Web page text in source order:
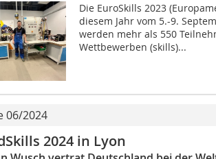
Die EuroSkills 2023
diesem Jahr vom 5.-9.
werden mehr als 550
Wettbewerben (skills)...
06/2024
2024 in Lyon